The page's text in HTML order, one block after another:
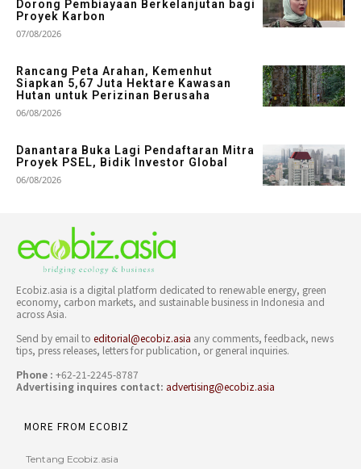
Dorong Pembiayaan Berkelanjutan bagi
Proyek Karbon
07/08/2026
Rancang Peta Arahan, Kemenhut
Siapkan 5,67 Juta Hektare Kawasan
Hutan untuk Perizinan Berusaha
06/08/2026
Danantara Buka Lagi Pendaftaran Mitra
Proyek PSEL, Bidik Investor Global
06/08/2026
Ecobiz.asia is a digital platform dedicated to renewable energy, green
economy, carbon markets, and sustainable business in Indonesia and
across Asia.
Send by email to editorial@ecobiz.asia any comments, feedback, news
tips, press releases, letters for publication, or general inquiries.
Phone : +62-21-2245-8787
Advertising inquires contact: advertising@ecobiz.asia
MORE FROM ECOBIZ
Tentang Ecobiz.asia